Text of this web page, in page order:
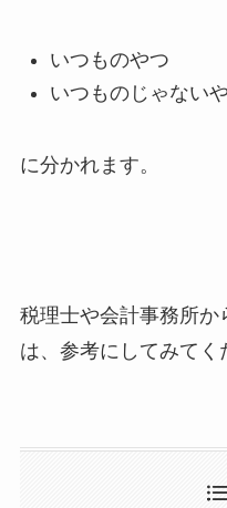
いつものやつ
いつものじゃない
に分かれます。
税理士や会計事務所
は、参考にしてみてく